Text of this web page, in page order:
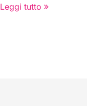
Leggi tutto